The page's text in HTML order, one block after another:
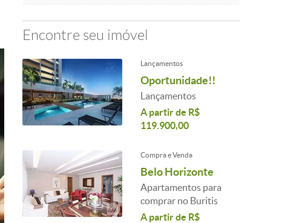
Encontre seu imóvel
Lançamentos
Oportunidade!!
Lançamentos
A partir de R$
119.900,00
Compra e Venda
Belo Horizonte
Apartamentos para
comprar no Buritis
A partir de R$